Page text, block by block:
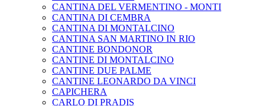
CANTINA DEL VERMENTINO - MONTI
CANTINA DI CEMBRA
CANTINA DI MONTALCINO
CANTINA SAN MARTINO IN RIO
CANTINE BONDONOR
CANTINE DI MONTALCINO
CANTINE DUE PALME
CANTINE LEONARDO DA VINCI
CAPICHERA
CARLO DI PRADIS